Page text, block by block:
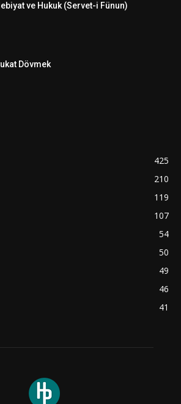
ve Hukuk (Servet-i Fünun)
Dövmek
425
210
119
107
54
50
49
46
41